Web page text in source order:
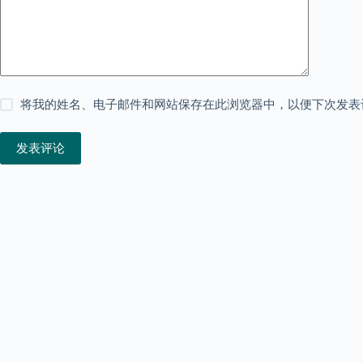
将我的姓名、电子邮件和网站保存在此浏览器中，以便下次发表
发表评论